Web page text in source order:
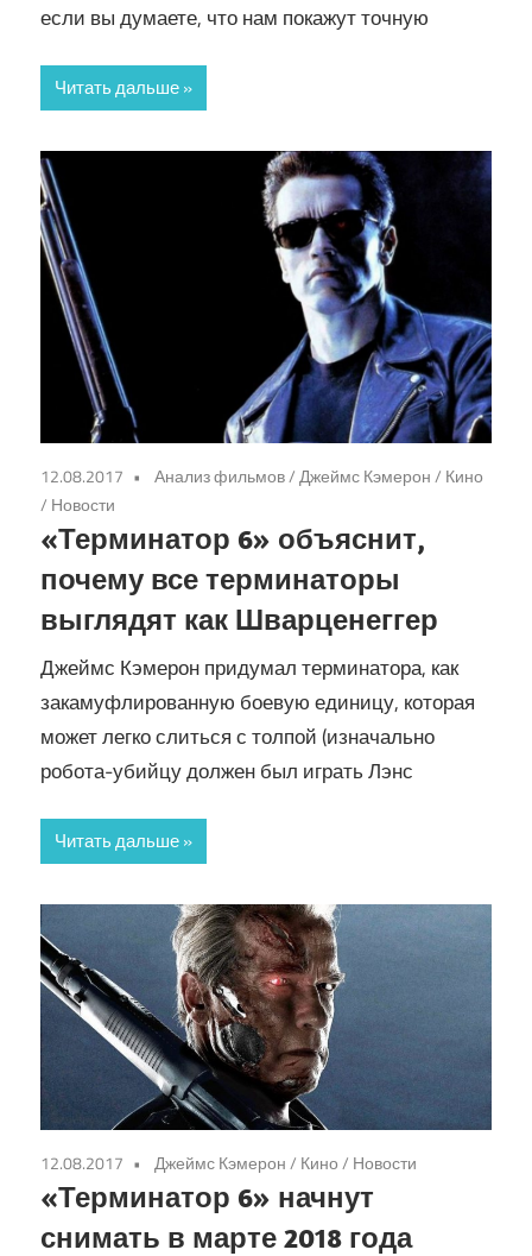
если вы думаете, что нам покажут точную
Читать дальше
12.08.2017 Анализ фильмов/Джеймс Кэмерон/ Кино
/ Новости
«Терминатор 6» объяснит,
почему все терминаторы
выглядят как Шварценеггер
Джеймс Кэмерон придумал терминатора, как
закамуфлированную боевую единицу, которая
может легко слиться с толпой (изначально
робота-убийцу должен был играть Лэнс
Читать дальше
12.08.2017 Джеймс Кэмерон/ Кино/ Новости
«Терминатор 6» начнут
снимать в марте 2018 года